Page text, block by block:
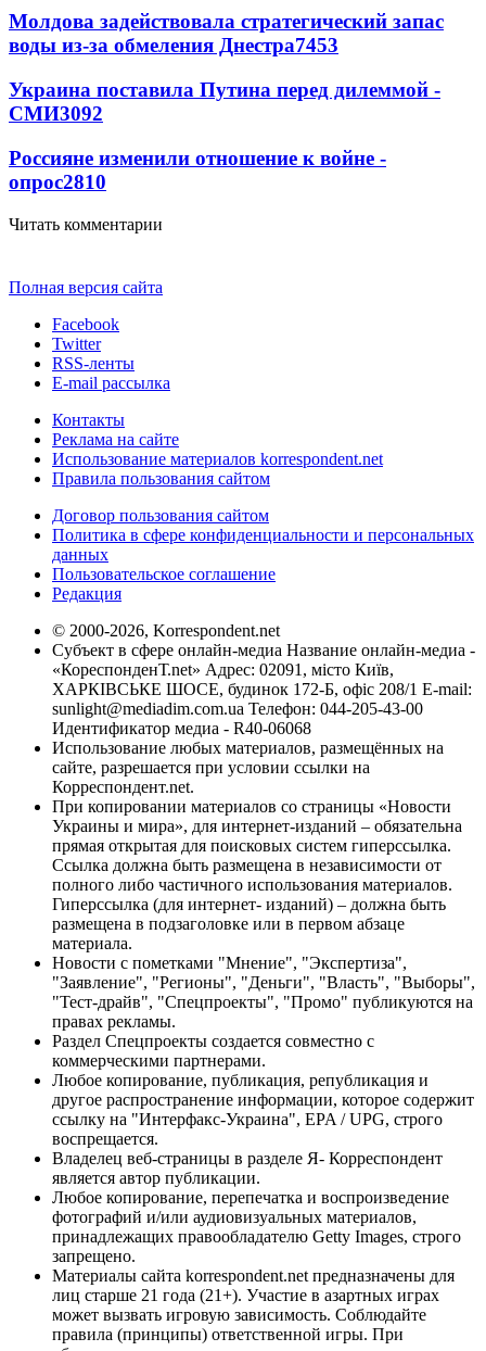
Молдова задействовала стратегический запас
воды из-за обмеления Днестра7453
Украина поставила Путина перед дилеммой -
СМИ3092
Россияне изменили отношение к войне -
опрос2810
Читать комментарии
Полная версия сайта
Facebook
Twitter
RSS-ленты
E-mail рассылка
Контакты
Реклама на сайте
Использование материалов korrespondent.net
Правила пользования сайтом
Договор пользования сайтом
Политика в сфере конфиденциальности и персональных
данных
Пользовательское соглашение
Редакция
© 2000-2026, Korrespondent.net
Субъект в сфере онлайн-медиа Название онлайн-медиа -
«КореспонденТ.net» Адрес: 02091, місто Київ,
ХАРКІВСЬКЕ ШОСЕ, будинок 172-Б, офіс 208/1 E-mail:
sunlight@mediadim.com.ua Телефон: 044-205-43-00
Идентификатор медиа - R40-06068
Использование любых материалов, размещённых на
сайте, разрешается при условии ссылки на
Корреспондент.net.
При копировании материалов со страницы «Новости
Украины и мира», для интернет-изданий – обязательна
прямая открытая для поисковых систем гиперссылка.
Ссылка должна быть размещена в независимости от
полного либо частичного использования материалов.
Гиперссылка (для интернет- изданий) – должна быть
размещена в подзаголовке или в первом абзаце
материала.
Новости с пометками "Мнение", "Экспертиза",
"Заявление", "Регионы", "Деньги", "Власть", "Выборы",
"Тест-драйв", "Спецпроекты", "Промо" публикуются на
правах рекламы.
Раздел Спецпроекты создается совместно с
коммерческими партнерами.
Любое копирование, публикация, републикация и
другое распространение информации, которое содержит
ссылку на "Интерфакс-Украина", EPA / UPG, строго
воспрещается.
Владелец веб-страницы в разделе Я- Корреспондент
является автор публикации.
Любое копирование, перепечатка и воспроизведение
фотографий и/или аудиовизуальных материалов,
принадлежащих правообладателю Getty Images, строго
запрещено.
Материалы сайта korrespondent.net предназначены для
лиц старше 21 года (21+). Участие в азартных играх
может вызвать игровую зависимость. Соблюдайте
правила (принципы) ответственной игры. При